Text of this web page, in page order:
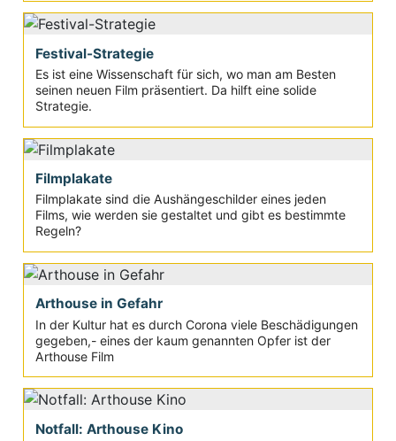
Festival-Strategie
Es ist eine Wissenschaft für sich, wo man am Besten
seinen neuen Film präsentiert. Da hilft eine solide
Strategie.
Filmplakate
Filmplakate sind die Aushängeschilder eines jeden
Films, wie werden sie gestaltet und gibt es bestimmte
Regeln?
Arthouse in Gefahr
In der Kultur hat es durch Corona viele Beschädigungen
gegeben,- eines der kaum genannten Opfer ist der
Arthouse Film
Notfall: Arthouse Kino